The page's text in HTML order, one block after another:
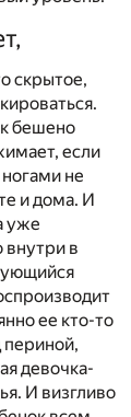
скрытое,
бешено
если
не
и дома. И
уже
в
ее кто-то
периной,
девочка-
И визгливо